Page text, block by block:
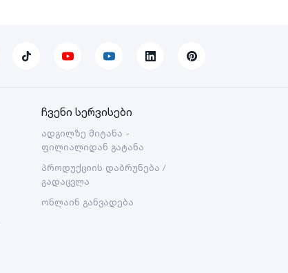
ჩვენი სერვისები
ადგილზე მიტანა -
ფილიალიდან გატანა
პროდუქციის დაბრუნება /
გადაცვლა
ონლაინ განვადება